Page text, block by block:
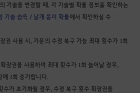
기술을 변경할 때, 각 기술별 확률 정보를 확인하는
기술 습득 / 날개 돋이 확률에서 확인하실 수
권 사용 시, 가문의 수정 복구 가능 최대 횟수가 1회
장권을 사용하여 최대 횟수가 1회 늘어날 경우,
1회 증가합니다.
수가 초기화될 경우, 수정 복구 횟수 확장권을